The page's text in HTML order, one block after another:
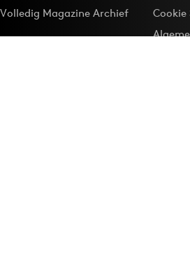
Volledig Magazine Archief